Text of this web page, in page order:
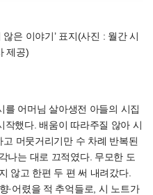
은 이야기’ 표지(사진 : 월간 시
제공)
를 어머님 살아생전 아들의 시집
작했다. 배움이 따라주질 않아 시
머뭇거리기만 수 차례 반복된
나는 대로 끄적였다. 무모한 도
않고 한편 두 편 써 내려갔다.
·어렸을 적 추억들로, 시 노트가